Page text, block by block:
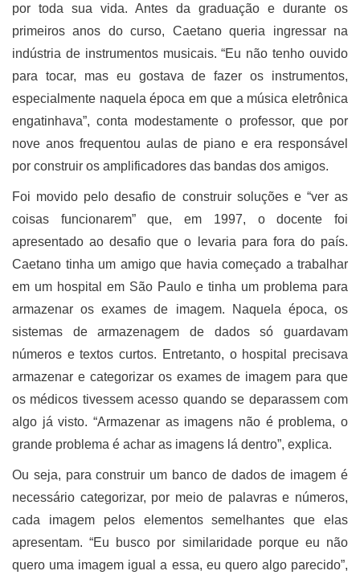
por toda sua vida. Antes da graduação e durante os
primeiros anos do curso, Caetano queria ingressar na
indústria de instrumentos musicais. “Eu não tenho ouvido
para tocar, mas eu gostava de fazer os instrumentos,
especialmente naquela época em que a música eletrônica
engatinhava”, conta modestamente o professor, que por
nove anos frequentou aulas de piano e era responsável
por construir os amplificadores das bandas dos amigos.
Foi movido pelo desafio de construir soluções e “ver as
coisas funcionarem” que, em 1997, o docente foi
apresentado ao desafio que o levaria para fora do país.
Caetano tinha um amigo que havia começado a trabalhar
em um hospital em São Paulo e tinha um problema para
armazenar os exames de imagem. Naquela época, os
sistemas de armazenagem de dados só guardavam
números e textos curtos. Entretanto, o hospital precisava
armazenar e categorizar os exames de imagem para que
os médicos tivessem acesso quando se deparassem com
algo já visto. “Armazenar as imagens não é problema, o
grande problema é achar as imagens lá dentro”, explica.
Ou seja, para construir um banco de dados de imagem é
necessário categorizar, por meio de palavras e números,
cada imagem pelos elementos semelhantes que elas
apresentam. “Eu busco por similaridade porque eu não
quero uma imagem igual a essa, eu quero algo parecido”,